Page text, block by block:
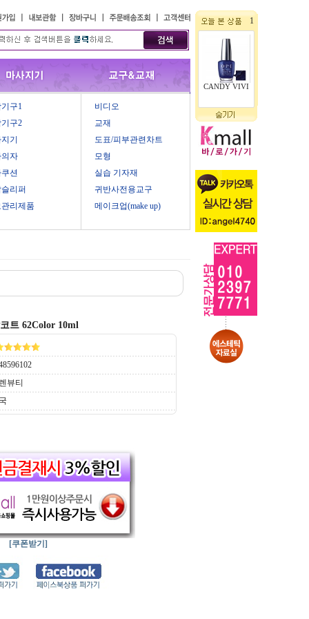
구1
구2
기
자
션
리퍼
리제품
비디오
교재
도표/피부관련차트
모형
실습 기자재
귀반사전용교구
메이크업(make up)
트 62Color 10ml
뷰티
[쿠폰받기]
1
CANDY VIVI